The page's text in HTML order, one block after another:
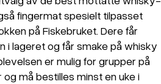
fingermat spesielt tilpasset
på Fiskebruket. Dere får
i lageret og får smake på whisky
er mulig for grupper på
må bestilles minst en uke i